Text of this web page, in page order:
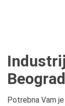
Potrebna Vam